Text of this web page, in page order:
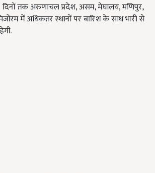
तक अरुणाचल प्रदेश, असम, मेघालय, मणिपुर,
में अधिकतर स्थानों पर बारिश के साथ भारी से